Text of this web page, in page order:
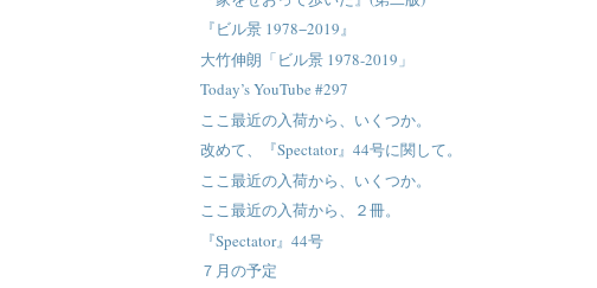
『ビル景 1978−2019』
大竹伸朗「ビル景 1978-2019」
Today’s YouTube #297
ここ最近の入荷から、いくつか。
改めて、『Spectator』44号に関して。
ここ最近の入荷から、いくつか。
ここ最近の入荷から、２冊。
『Spectator』44号
７月の予定